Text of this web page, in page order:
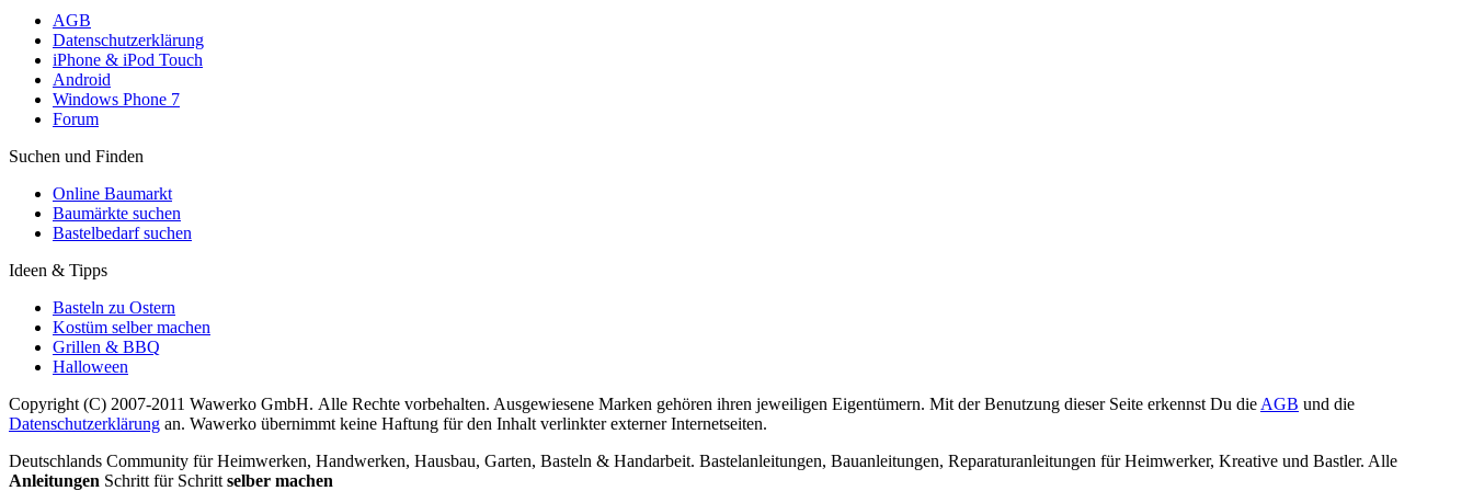
AGB
Datenschutzerklärung
iPhone & iPod Touch
Android
Windows Phone 7
Forum
Suchen und Finden
Online Baumarkt
Baumärkte suchen
Bastelbedarf suchen
Ideen & Tipps
Basteln zu Ostern
Kostüm selber machen
Grillen & BBQ
Halloween
Copyright (C) 2007-2011 Wawerko GmbH. Alle Rechte vorbehalten. Ausgewiesene Marken gehören ihren jeweiligen Eigentümern. Mit der Benutzung dieser Seite erkennst Du die AGB und die
Datenschutzerklärung an. Wawerko übernimmt keine Haftung für den Inhalt verlinkter externer Internetseiten.
Deutschlands Community für Heimwerken, Handwerken, Hausbau, Garten, Basteln & Handarbeit. Bastelanleitungen, Bauanleitungen, Reparaturanleitungen für Heimwerker, Kreative und Bastler. Alle
Anleitungen Schritt für Schritt selber machen